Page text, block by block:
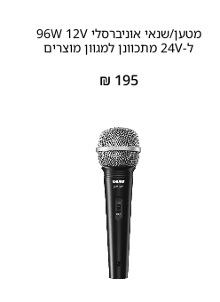
מטען/שנאי אוניברסלי 96W 12V
ל-24V מתכוונן למגוון מוצרים
195
₪